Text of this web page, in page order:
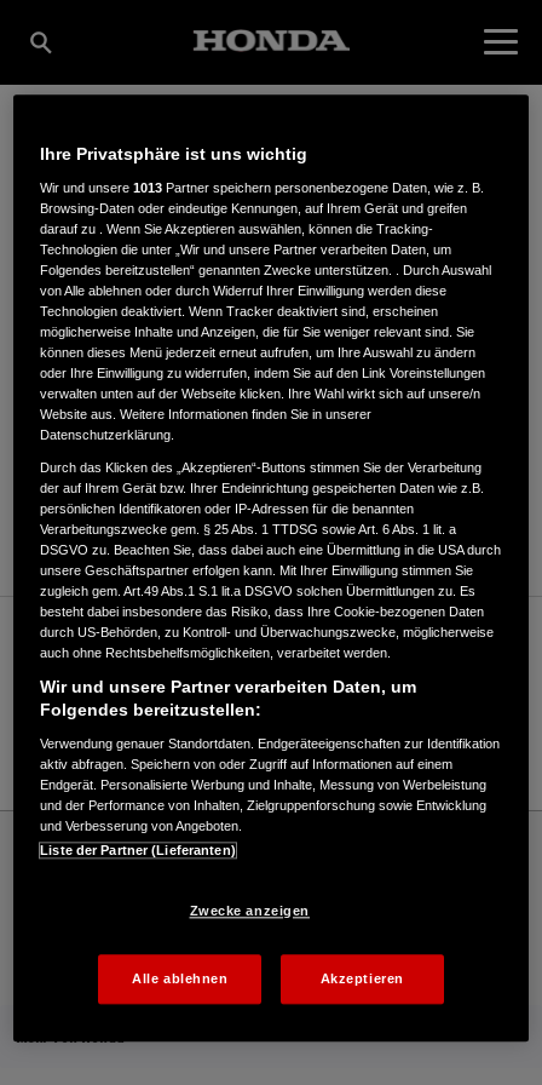
WILHELM KÖLLE
GMBH
Industriestr. 35,74357,Bönnigheim
ANFAHRTSBESCHREIBUNG ANFORDERN
WEBSITE
Verkauf / Kundendienst
07143/407122
E-Mail
Honda
Industrie
Wilhelm Kölle GmbH - Industrie – Honda - HONDA Deutschland Offizielle Website |
Mehr von Honda
Ihre Privatsphäre ist uns wichtig
Wir und unsere1013 Partner speichern personenbezogene Daten, wie z. B.
Browsing-Daten oder eindeutige Kennungen, auf Ihrem Gerät und greifen
darauf zu . Wenn Sie Akzeptieren auswählen, können die Tracking-
Technologien die unter „Wir und unsere Partner verarbeiten Daten, um
Folgendes bereitzustellen“ genannten Zwecke unterstützen. . Durch Auswahl
von Alle ablehnen oder durch Widerruf Ihrer Einwilligung werden diese
Technologien deaktiviert. Wenn Tracker deaktiviert sind, erscheinen
möglicherweise Inhalte und Anzeigen, die für Sie weniger relevant sind. Sie
können dieses Menü jederzeit erneut aufrufen, um Ihre Auswahl zu ändern
oder Ihre Einwilligung zu widerrufen, indem Sie auf den Link Voreinstellungen
verwalten unten auf der Webseite klicken. Ihre Wahl wirkt sich auf unsere/n
Website aus. Weitere Informationen finden Sie in unserer
Datenschutzerklärung.
Durch das Klicken des „Akzeptieren“-Buttons stimmen Sie der Verarbeitung
der auf Ihrem Gerät bzw. Ihrer Endeinrichtung gespeicherten Daten wie z.B.
persönlichen Identifikatoren oder IP-Adressen für die benannten
Verarbeitungszwecke gem. § 25 Abs. 1 TTDSG sowie Art. 6 Abs. 1 lit. a
DSGVO zu. Beachten Sie, dass dabei auch eine Übermittlung in die USA durch
unsere Geschäftspartner erfolgen kann. Mit Ihrer Einwilligung stimmen Sie
zugleich gem. Art.49 Abs.1 S.1 lit.a DSGVO solchen Übermittlungen zu. Es
besteht dabei insbesondere das Risiko, dass Ihre Cookie-bezogenen Daten
durch US-Behörden, zu Kontroll- und Überwachungszwecke, möglicherweise
auch ohne Rechtsbehelfsmöglichkeiten, verarbeitet werden.
Wir und unsere Partner verarbeiten Daten, um
Folgendes bereitzustellen:
Verwendung genauer Standortdaten. Endgeräteeigenschaften zur Identifikation
aktiv abfragen. Speichern von oder Zugriff auf Informationen auf einem
Endgerät. Personalisierte Werbung und Inhalte, Messung von Werbeleistung
und der Performance von Inhalten, Zielgruppenforschung sowie Entwicklung
und Verbesserung von Angeboten.
Liste der Partner (Lieferanten)
Zwecke anzeigen
Alle ablehnen Akzeptieren